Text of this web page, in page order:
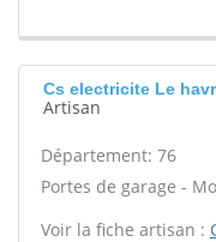
Cs electricite Le
Artisan
Département: 76
Portes de garage -
Voir la fiche artisan :